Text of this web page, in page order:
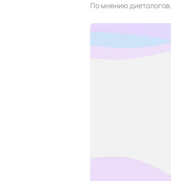
По мнению